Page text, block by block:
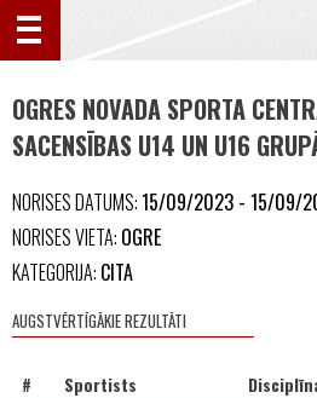
OGRES NOVADA SPORTA
SACENSĪBAS U14 UN U16
NORISES DATUMS:15/09/2023 - 15/09/
NORISES VIETA: OGRE
KATEGORIJA: CITA
AUGSTVĒRTĪGĀKIE REZULTĀTI
# Sportists